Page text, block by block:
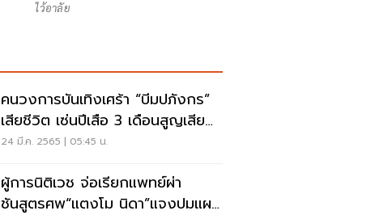
ไว้อาลัย
คนวงการบันเทิงเศร้า “บีมปภังกร”
เสียชีวิต เซ่นปีเสือ 3 เดือนสูญเสีย
แล้ว 10 คน
24 มี.ค. 2565 | 05:45 น.
ผู้การนิติเวช จ่อเรียกแพทย์ผ่า
ชันสูตรศพ“แตงโม นิดา”แจงปมแผล